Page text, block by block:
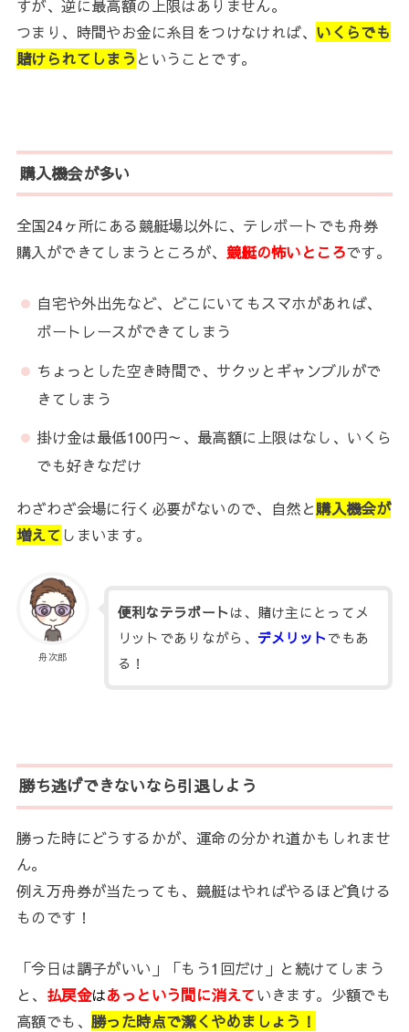
すが、逆に最高額の上限はありません。
つまり、時間やお金に糸目をつけなければ、 いくらでも
賭けられてしまう ということです。
購入機会が多い
全国24ヶ所にある競艇場以外に、テレボートでも舟券
購入ができてしまうところが、 競艇の怖いところです。
自宅や外出先など、どこにいてもスマホがあれば、
ボートレースができてしまう
ちょっとした空き時間で、サクッとギャンブルがで
きてしまう
掛け金は最低100円～、最高額に上限はなし、いくら
でも好きなだけ
わざわざ会場に行く必要がないので、自然と購入機会が
増えて しまいます。
舟次郎
便利なテラボートは、賭け主にとってメ
リットでありながら、 デメリットでもあ
る！
勝ち逃げできないなら引退しよう
勝った時にどうするかが、運命の分かれ道かもしれませ
ん。
例え万舟券が当たっても、競艇はやればやるほど負ける
ものです！
「今日は調子がいい」「もう1回だけ」と続けてしまう
と、 払戻金はあっという間に消えていきます。少額でも
高額でも、 勝った時点で潔くやめましょう！